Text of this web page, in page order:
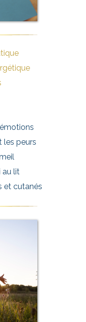
les peurs
au lit
et cutanés